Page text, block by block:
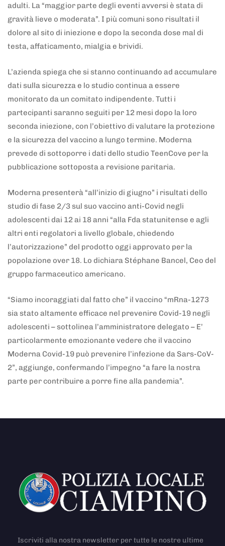
adulti. La “maggior parte degli eventi avversi è stata di
gravità lieve o moderata”. I più comuni sono risultati il
dolore al sito di iniezione e dopo la seconda dose mal di
testa, affaticamento, mialgia e brividi.
L’azienda spiega che si stanno continuando ad accumulare
dati sulla sicurezza e lo studio continua a essere
monitorato da un comitato indipendente. Tutti i
partecipanti saranno seguiti per 12 mesi dopo la loro
seconda iniezione, con l’obiettivo di valutare la protezione
e la sicurezza del vaccino a lungo termine. Moderna
prevede di sottoporre i dati dello studio TeenCove per la
pubblicazione sottoposta a revisione paritaria.
Moderna presenterà “all’inizio di giugno” i risultati dello
studio di fase 2/3 sul suo vaccino anti-Covid negli
adolescenti dai 12 ai 18 anni “alla Fda statunitense e agli
altri enti regolatori a livello globale, chiedendo
l’autorizzazione” del prodotto oggi approvato per la
popolazione over 18. Lo dichiara Stéphane Bancel, Ceo del
gruppo farmaceutico americano.
“Siamo incoraggiati dal fatto che” il vaccino “mRna-1273
sia stato altamente efficace nel prevenire Covid-19 negli
adolescenti – sottolinea l’amministratore delegato – E’
particolarmente emozionante vedere che il vaccino
Moderna Covid-19 può prevenire l’infezione da Sars-CoV-
2”, aggiunge, confermando l’impegno “a fare la nostra
parte per contribuire a porre fine alla pandemia”.
Iscriviti alla nostra newsletter per tutte le nostre ultime